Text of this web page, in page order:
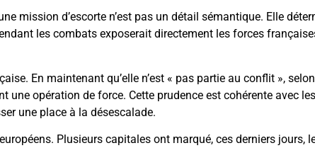
mission d’escorte n’est pas un détail sémantique. Elle
les combats exposerait directement les forces
En maintenant qu’elle n’est « pas partie au conflit »,
une opération de force. Cette prudence est cohérente avec
une place à la désescalade.
Plusieurs capitales ont marqué, ces derniers jours,